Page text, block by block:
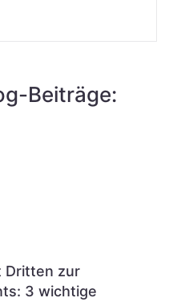
Beiträge:
Dritten zur
3 wichtige